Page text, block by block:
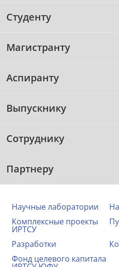
Студенту
Магистранту
Аспиранту
Выпускнику
Сотруднику
Партнеру
Научные лаборатории
Комплексные проекты
ИРТСУ
Разработки
Фонд целевого капитала